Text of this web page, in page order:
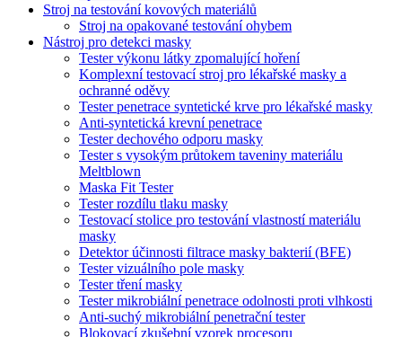
Stroj na testování kovových materiálů
Stroj na opakované testování ohybem
Nástroj pro detekci masky
Tester výkonu látky zpomalující hoření
Komplexní testovací stroj pro lékařské masky a
ochranné oděvy
Tester penetrace syntetické krve pro lékařské masky
Anti-syntetická krevní penetrace
Tester dechového odporu masky
Tester s vysokým průtokem taveniny materiálu
Meltblown
Maska Fit Tester
Tester rozdílu tlaku masky
Testovací stolice pro testování vlastností materiálu
masky
Detektor účinnosti filtrace masky bakterií (BFE)
Tester vizuálního pole masky
Tester tření masky
Tester mikrobiální penetrace odolnosti proti vlhkosti
Anti-suchý mikrobiální penetrační tester
Blokovací zkušební vzorek procesoru